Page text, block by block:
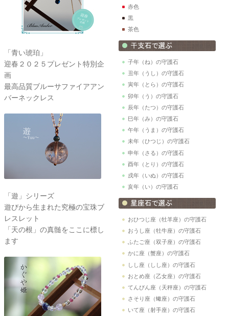
「青い琥珀」
迎春２０２５プレゼント特別企
画
最高品質ブルーサファイアアン
バーネックレス
「遊」シリーズ
遊びから生まれた究極の宝珠ブ
レスレット
「天の根」の真髄をここに標し
ます
赤色
黒
茶色
子年（ね）の守護石
丑年（うし）の守護石
寅年（とら）の守護石
卯年（う）の守護石
辰年（たつ）の守護石
巳年（み）の守護石
午年（うま）の守護石
未年（ひつじ）の守護石
申年（さる）の守護石
酉年（とり）の守護石
戌年（いぬ）の守護石
亥年（い）の守護石
おひつじ座（牡羊座）の守護石
おうし座（牡牛座）の守護石
ふたご座（双子座）の守護石
かに座（蟹座）の守護石
しし座（しし座）の守護石
おとめ座（乙女座）の守護石
てんびん座（天秤座）の守護石
さそり座（蠍座）の守護石
いて座（射手座）の守護石